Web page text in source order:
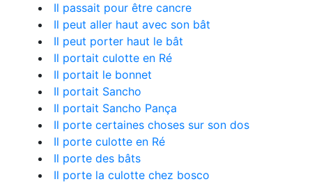
Il passait pour être cancre
Il peut aller haut avec son bât
Il peut porter haut le bât
Il portait culotte en Ré
Il portait le bonnet
Il portait Sancho
Il portait Sancho Pança
Il porte certaines choses sur son dos
Il porte culotte en Ré
Il porte des bâts
Il porte la culotte chez bosco